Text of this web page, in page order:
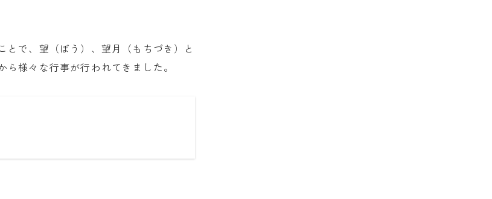
で、望（ぼう）、望月（もちづき）と
様々な行事が行われてきました。